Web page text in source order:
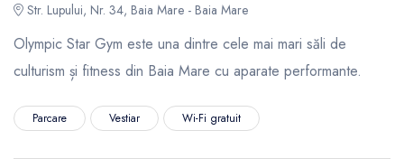
Str. Lupului, Nr. 34, Baia Mare - Baia Mare
Olympic Star Gym este una dintre cele mai mari săli de
culturism și fitness din Baia Mare cu aparate performante.
Parcare Vestiar Wi-Fi gratuit